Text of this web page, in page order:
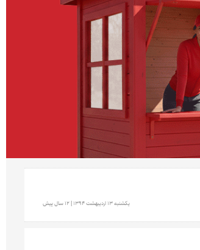
يكشنبه 13 ارديبهشت 1394 | 12 سال پیش